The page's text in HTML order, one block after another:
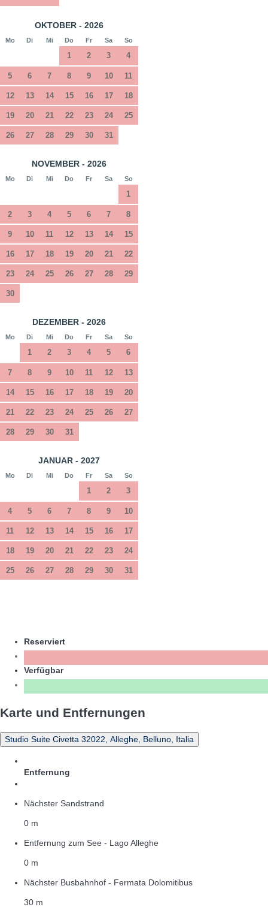
OKTOBER - 2026
Mo Di Mi Do Fr Sa So
1 2 3 4
5 6 7 8 9 10 11
12 13 14 15 16 17 18
19 20 21 22 23 24 25
26 27 28 29 30 31
NOVEMBER - 2026
Mo Di Mi Do Fr Sa So
1
2 3 4 5 6 7 8
9 10 11 12 13 14 15
16 17 18 19 20 21 22
23 24 25 26 27 28 29
30
DEZEMBER - 2026
Mo Di Mi Do Fr Sa So
1 2 3 4 5 6
7 8 9 10 11 12 13
14 15 16 17 18 19 20
21 22 23 24 25 26 27
28 29 30 31
JANUAR - 2027
Mo Di Mi Do Fr Sa So
1 2 3
4 5 6 7 8 9 10
11 12 13 14 15 16 17
18 19 20 21 22 23 24
25 26 27 28 29 30 31
Reserviert
Verfügbar
Karte und Entfernungen
Studio Suite Civetta 32022, Alleghe, Belluno, Italia
Entfernung
Nächster Sandstrand
0 m
Entfernung zum See - Lago Alleghe
0 m
Nächster Busbahnhof - Fermata Dolomitibus
30 m